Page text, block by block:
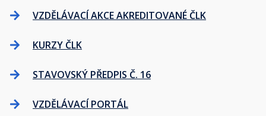
VZDĚLÁVACÍ AKCE AKREDITOVANÉ ČLK
KURZY ČLK
STAVOVSKÝ PŘEDPIS Č. 16
VZDĚLÁVACÍ PORTÁL